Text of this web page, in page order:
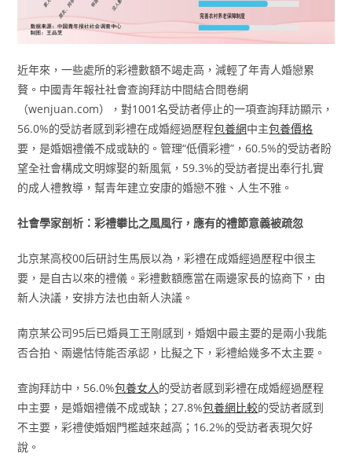
近年來，一些處所的彩禮數額不竭走高，減輕了年青人婚戀累
贅。中國青年報社社會查詢拜訪中間結合問卷網
（wenjuan.com），對1001名受訪者停止的一項查詢拜訪顯示，
56.0%的受訪者感到彩禮在成婚經過歷程包養網中主包養價格
要，是婚姻禮儀不成或缺的。管理“低價彩禮”，60.5%的受訪者盼
望全社會構成文明嫁娶的新風氣，59.3%的受訪者提出奉行扎實
的成人禮教導，幫青年建立安康的婚戀不雅、人生不雅。
社會學家剖析：彩禮攀比之風風行，應有的禮節意義被疏忽
北京某高校00后研討生馬辰以為，彩禮在成婚經過歷程中很主
要，是自古以來的禮儀。彩禮數額應當在兩邊家長的協商下，由
新人決議，安排方法也由新人決議。
南京某公司95后已婚員工王剛感到，婚姻中最主要的是兩小我能
否合拍、兩邊怙恃能否承認，比擬之下，彩禮給幾多不太主要。
查詢拜訪中，56.0%包養女人的受訪者感到彩禮在成婚經過歷程
中主要，是婚姻禮儀不成或缺；27.8%包養網比較的受訪者感到
不主要，彩禮使婚姻門檻越來越高；16.2%的受訪者表現欠好
說。